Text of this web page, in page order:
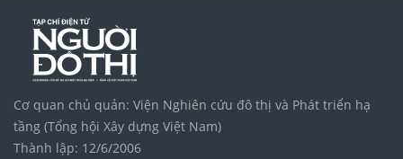
Cơ quan chủ quản: Viện Nghiên cứu đô thị và Phát triển hạ
tầng (Tổng hội Xây dựng Việt Nam)
Thành lập: 12/6/2006